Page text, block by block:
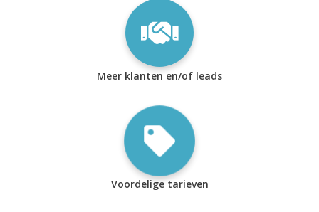
Meer klanten en/of leads
Voordelige tarieven